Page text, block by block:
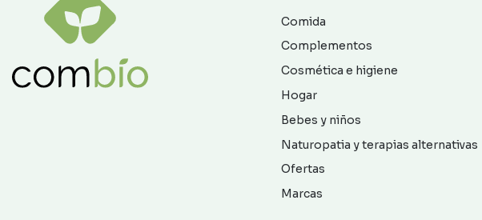
Comida
Complementos
Cosmética e higiene
Hogar
Bebes y niños
Naturopatia y terapias alternativas
Ofertas
Marcas